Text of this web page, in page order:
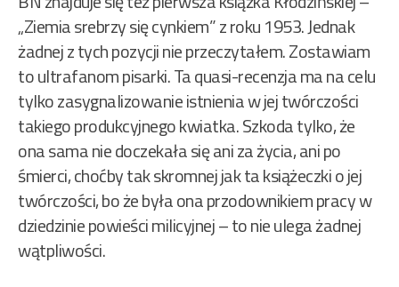
„Ziemia srebrzy się cynkiem” z roku 1953. Jednak
żadnej z tych pozycji nie przeczytałem. Zostawiam
to ultrafanom pisarki. Ta quasi-recenzja ma na celu
tylko zasygnalizowanie istnienia w jej twórczości
takiego produkcyjnego kwiatka. Szkoda tylko, że
ona sama nie doczekała się ani za życia, ani po
śmierci, choćby tak skromnej jak ta książeczki o jej
twórczości, bo że była ona przodownikiem pracy w
dziedzinie powieści milicyjnej – to nie ulega żadnej
wątpliwości.